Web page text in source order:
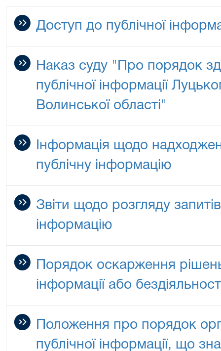
Доступ до публічної
Наказ суду "Про порядок
публічної інформації
Волинської області"
Інформація щодо
публічну інформацію
Звіти щодо розгляду
інформацію
Порядок оскарження
інформації або
Положення про порядок
публічної інформації, що